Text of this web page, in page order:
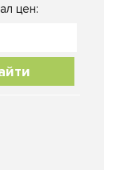
цен: